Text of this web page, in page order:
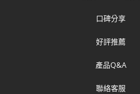
口碑分享
好評推薦
產品Q&A
聯絡客服